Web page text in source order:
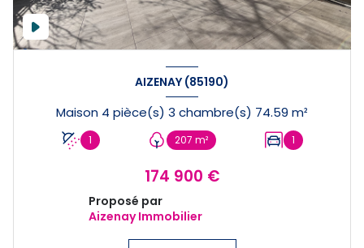
AIZENAY (85190)
Maison 4 pièce(s) 3 chambre(s) 74.59 m²
1 207 m² 1
174 900 €
Proposé par
Aizenay Immobilier